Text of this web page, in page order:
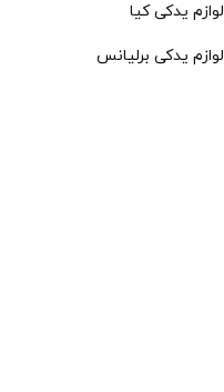
لوازم یدکی کیا
لوازم یدکی برلیانس